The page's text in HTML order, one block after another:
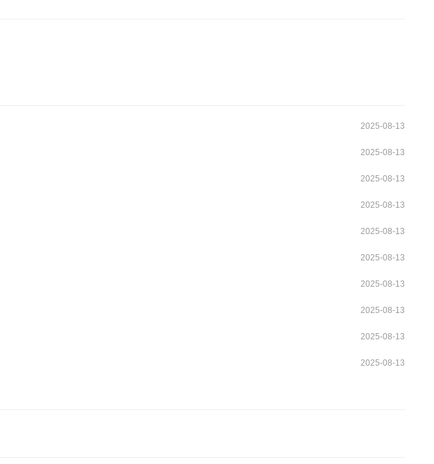
2025-08-13
2025-08-13
2025-08-13
2025-08-13
2025-08-13
2025-08-13
2025-08-13
2025-08-13
2025-08-13
2025-08-13